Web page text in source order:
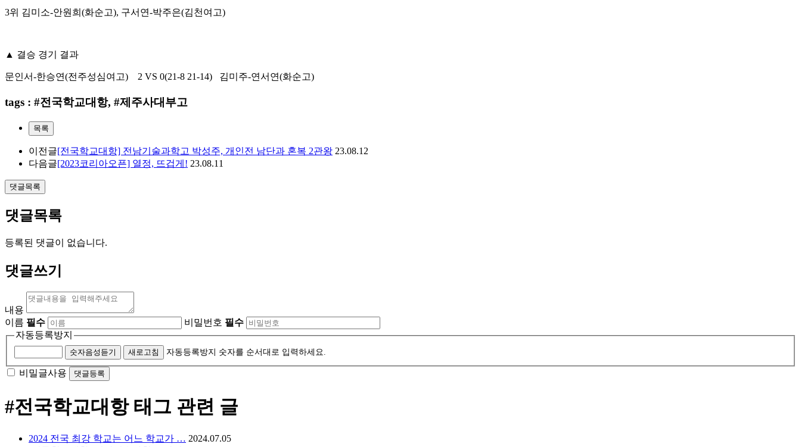
3위 김미소-안원희 (화순고), 구서연-박주은(김천여고)
▲ 결승 경기 결과
문인서-한승연(전주성심여고) 2 VS 0(21-8 21-14) 김미주-연서연(화순고)
tags : #전국학교대항, #제주사대부고
목록
이전글[전국학교대항] 전남기술과학고 박성주, 개인전 남단과 혼복 2관왕 23.08.12
다음글[2023코리아오픈] 열정, 뜨겁게! 23.08.11
댓글목록
댓글목록
등록된 댓글이 없습니다.
댓글쓰기
내용
이름 필수 비밀번호 필수
자동등록방지
숫자음성듣기 새로고침 자동등록방지 숫자를 순서대로 입력하세요.
비밀글사용
#전국학교대항태그 관련 글
2024 전국 최강 학교는 어느 학교가 … 2024.07.05